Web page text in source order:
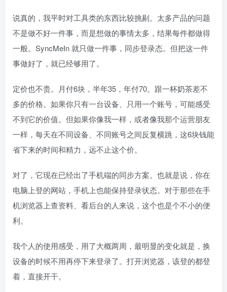
说真的，我平时对工具类的东西比较挑剔。太多产品的问题
不是做不好一件事，而是想做的事情太多，结果每件都做得
一般。SyncMeIn 就只做一件事，同步登录态。但把这一件
事做好了，就已经够用了。
定价也不贵。月付6块，半年35，年付70。跟一杯奶茶差不
多的价格。如果你只有一台设备、只用一个账号，可能感受
不到它的价值。但如果你像我一样，或者像我那个运营朋友
一样，每天在不同设备、不同账号之间反复横跳，这6块钱能
省下来的时间和精力，远不止这个价。
对了，它现在已经出了手机端的同步方案。也就是说，你在
电脑上登的网站，手机上也能保持登录状态。对于那些在手
机浏览器上查资料、看后台的人来说，这个也是个不小的便
利。
我个人的使用感受，用了大概两周，最明显的变化就是，换
设备的时候不用再停下来登录了。打开浏览器，该登的都登
着，直接开干。